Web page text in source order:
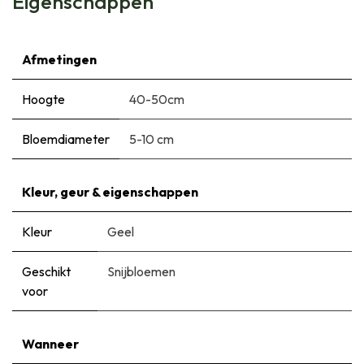
Afmetingen
Hoogte 40-50cm
Bloemdiameter 5-10 cm
Kleur, geur & eigenschappen
Kleur Geel
Geschikt
voor
Snijbloemen
Wanneer